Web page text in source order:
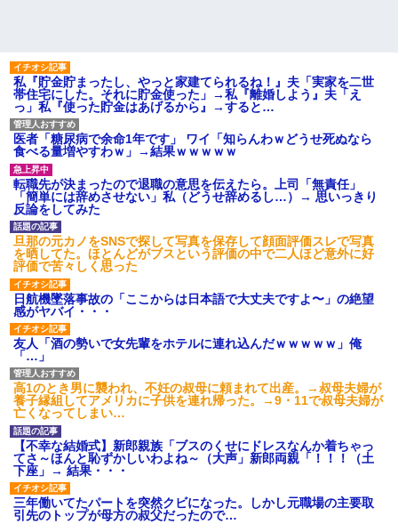
私『貯金貯まったし、やっと家建てられるね！』夫「実家を二世
帯住宅にした。それに貯金使った」→私『離婚しよう』夫「え
っ」私『使った貯金はあげるから』→すると…
医者「糖尿病で余命1年です」 ワイ「知らんわｗどうせ死ぬなら
食べる量増やすわｗ」→結果ｗｗｗｗｗ
転職先が決まったので退職の意思を伝えたら。上司「無責任」
「簡単には辞めさせない」私（どうせ辞めるし…）→ 思いっきり
反論をしてみた
旦那の元カノをSNSで探して写真を保存して顔面評価スレで写真
を晒してた。ほとんどがブスという評価の中で二人ほど意外に好
評価で苦々しく思った
日航機墜落事故の「ここからは日本語で大丈夫ですよ〜」の絶望
感がヤバイ・・・
友人「酒の勢いで女先輩をホテルに連れ込んだｗｗｗｗｗ」俺
「…」
高1のとき男に襲われ、不妊の叔母に頼まれて出産。→叔母夫婦が
養子縁組してアメリカに子供を連れ帰った。→9・11で叔母夫婦が
亡くなってしまい…
【不幸な結婚式】新郎親族「ブスのくせにドレスなんか着ちゃっ
てさ～ほんと恥ずかしいわよね～（大声」新郎両親「！！！（土
下座」→ 結果・・・
三年働いてたパートを突然クビになった。しかし元職場の主要取
引先のトップが母方の叔父だったので…